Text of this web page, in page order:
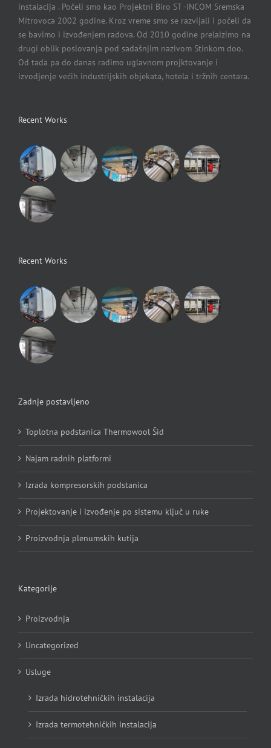
instalacija . Počeli smo kao Projektni Biro ST -INCOM Sremska
Mitrovoca 2002 godine. Kroz vreme smo se razvijali i počeli da
se bavimo i izvođenjem radova. Od 2010 godine prelaizimo na
drugi oblik poslovanja pod sadašnjim nazivom Stinkom doo.
Od tada pa do danas radimo uglavnom projktovanje i
izvodjenje većih industrijskih objekata, hotela i tržnih centara.
Recent Works
Recent Works
Zadnje postavljeno
Toplotna podstanica Thermowool Šid
Najam radnih platformi
Izrada kompresorskih podstanica
Projektovanje i izvođenje po sistemu ključ u ruke
Proizvodnja plenumskih kutija
Kategorije
Proizvodnja
Uncategorized
Usluge
Izrada hidrotehničkih instalacija
Izrada termotehničkih instalacija